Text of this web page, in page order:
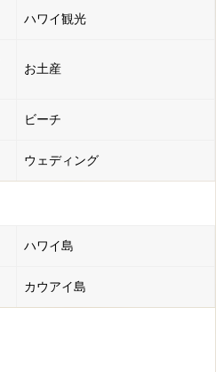
ハワイ観光
お土産
ビーチ
ウェディング
ハワイ島
カウアイ島